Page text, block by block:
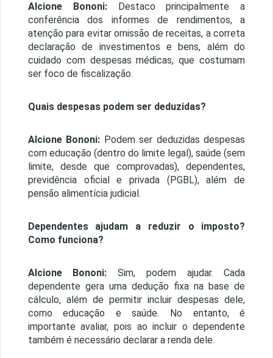
Alcione Bononi:Destaco principalmente a
conferência dos informes de rendimentos, a
atenção para evitar omissão de receitas, a correta
declaração de investimentos e bens, além do
cuidado com despesas médicas, que costumam
ser foco de fiscalização.
Quais despesas podem ser deduzidas?
Alcione Bononi: Podem ser deduzidas despesas
com educação (dentro do limite legal), saúde (sem
limite, desde que comprovadas), dependentes,
previdência oficial e privada (PGBL), além de
pensão alimentícia judicial.
Dependentes ajudam a reduzir o imposto?
Como funciona?
Alcione Bononi: Sim, podem ajudar. Cada
dependente gera uma dedução fixa na base de
cálculo, além de permitir incluir despesas dele,
como educação e saúde. No entanto, é
importante avaliar, pois ao incluir o dependente
também é necessário declarar a renda dele.